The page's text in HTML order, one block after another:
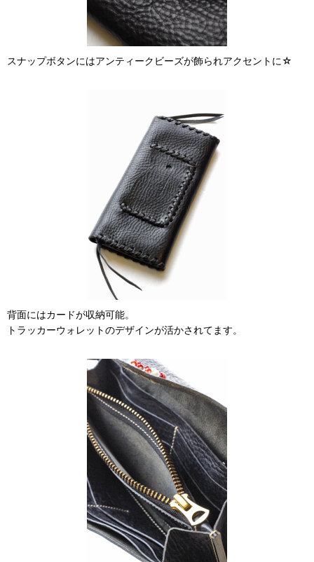
スナップボタンにはアンティークビーズが飾られアクセントに☆
背面にはカードが収納可能。
トラッカーウォレットのデザインが活かされてます。